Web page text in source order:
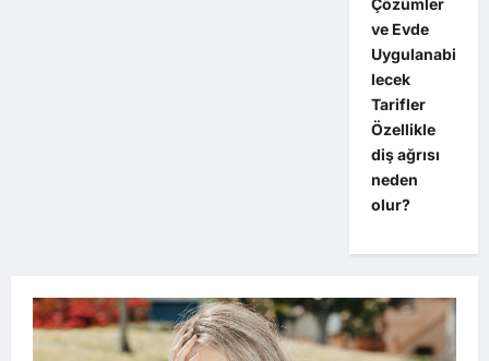
Çözümler
ve Evde
Uygulanabi
lecek
Tarifler
Özellikle
diş ağrısı
neden
olur?